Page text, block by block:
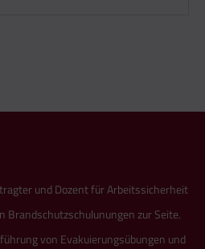
und Dozent für Arbeitssicherheit
Brandschutzschulunungen zur Seite.
von Evakuierungsübungen und